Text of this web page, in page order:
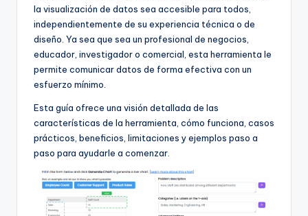
&
S
o
la visualización de datos sea accesible para todos,
independientemente de su experiencia técnica o de
diseño. Ya sea que sea un profesional de negocios,
educador, investigador o comercial, esta herramienta le
permite comunicar datos de forma efectiva con un
esfuerzo mínimo.
Esta guía ofrece una visión detallada de las
características de la herramienta, cómo funciona, casos
prácticos, beneficios, limitaciones y ejemplos paso a
paso para ayudarle a comenzar.